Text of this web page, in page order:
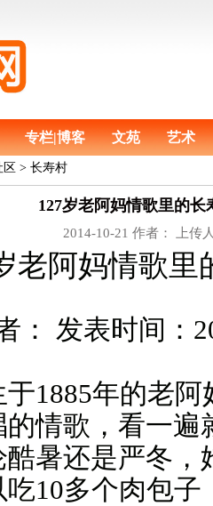
专栏|博客 文苑 艺术
区 > 长寿村
127岁老阿妈情歌里的长
2014-10-21 作者： 上传
老阿妈情歌里
： 发表时间：
年的老阿
情歌，看一遍
暑还是严冬，
10多个肉包